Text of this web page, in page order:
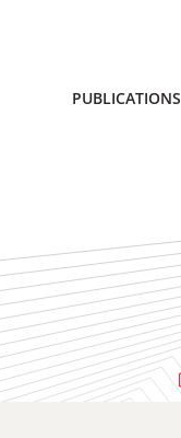
PUBLICATIONS